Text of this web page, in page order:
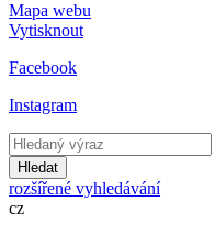
Mapa webu
Vytisknout
Facebook
Instagram
Hledat
rozšířené vyhledávání
cz